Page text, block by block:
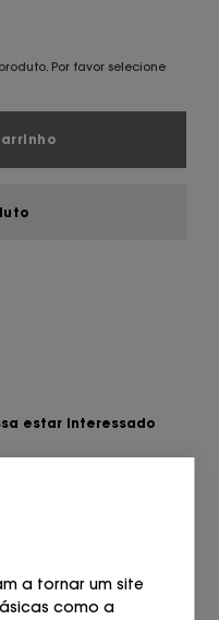
Por favor selecione
estar interessado
a tornar um site
como a